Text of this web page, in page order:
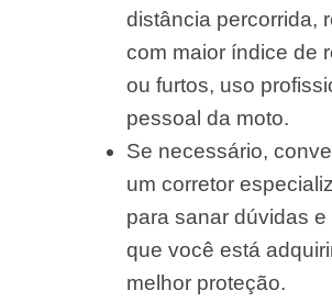
distância percorrida,
com maior índice de
ou furtos, uso
pessoal da moto.
Se necessário,
um corretor
para sanar dúvidas e
que você está
melhor proteção.